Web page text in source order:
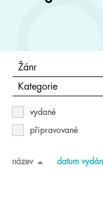
Žánr
Kategorie
vydané
připravované
název datum